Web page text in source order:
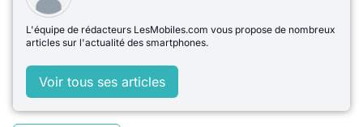
L'équipe de rédacteurs LesMobiles.com vous propose de nombreux
articles sur l'actualité des smartphones.
Voir tous ses articles